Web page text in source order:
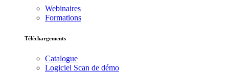
Webinaires
Formations
Téléchargements
Catalogue
Logiciel Scan de démo